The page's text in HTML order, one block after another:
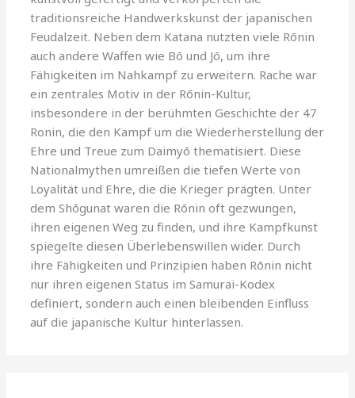
traditionsreiche Handwerkskunst der japanischen
Feudalzeit. Neben dem Katana nutzten viele Rōnin
auch andere Waffen wie Bō und Jō, um ihre
Fähigkeiten im Nahkampf zu erweitern. Rache war
ein zentrales Motiv in der Rōnin-Kultur,
insbesondere in der berühmten Geschichte der 47
Ronin, die den Kampf um die Wiederherstellung der
Ehre und Treue zum Daimyō thematisiert. Diese
Nationalmythen umreißen die tiefen Werte von
Loyalität und Ehre, die die Krieger prägten. Unter
dem Shōgunat waren die Rōnin oft gezwungen,
ihren eigenen Weg zu finden, und ihre Kampfkunst
spiegelte diesen Überlebenswillen wider. Durch
ihre Fähigkeiten und Prinzipien haben Rōnin nicht
nur ihren eigenen Status im Samurai-Kodex
definiert, sondern auch einen bleibenden Einfluss
auf die japanische Kultur hinterlassen.